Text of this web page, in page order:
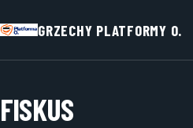
GRZECHY PLATFORMY O.
FISKUS